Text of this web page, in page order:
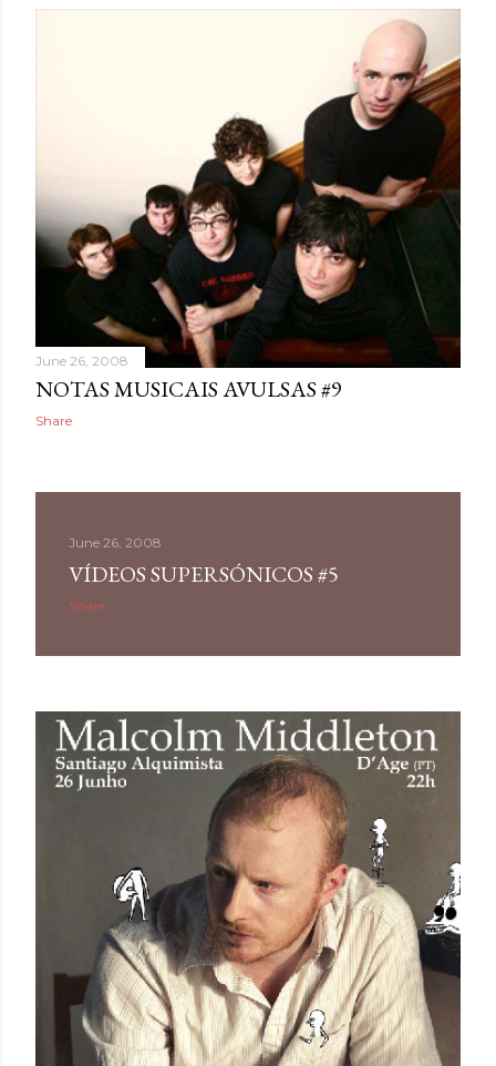
June 26, 2008
NOTAS MUSICAIS AVULSAS #9
Share
June 26, 2008
VÍDEOS SUPERSÓNICOS #5
Share